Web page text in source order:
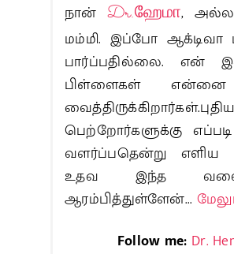
நான் Dr.ஹேமா,
மம்மி. இப்போ ஆக்டிவா
பார்ப்பதில்லை. என்
பிள்ளைகள் என்னை
வைத்திருக்கிறார்கள்.புதிய
பெற்றோர்களுக்கு
வளர்ப்பதென்று எளிய
உதவ இந்த
ஆரம்பித்துள்ளேன்...
Follow me: Dr.